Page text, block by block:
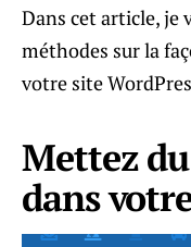
Dans cet article, je
méthodes sur la
votre site
Mettez
dans